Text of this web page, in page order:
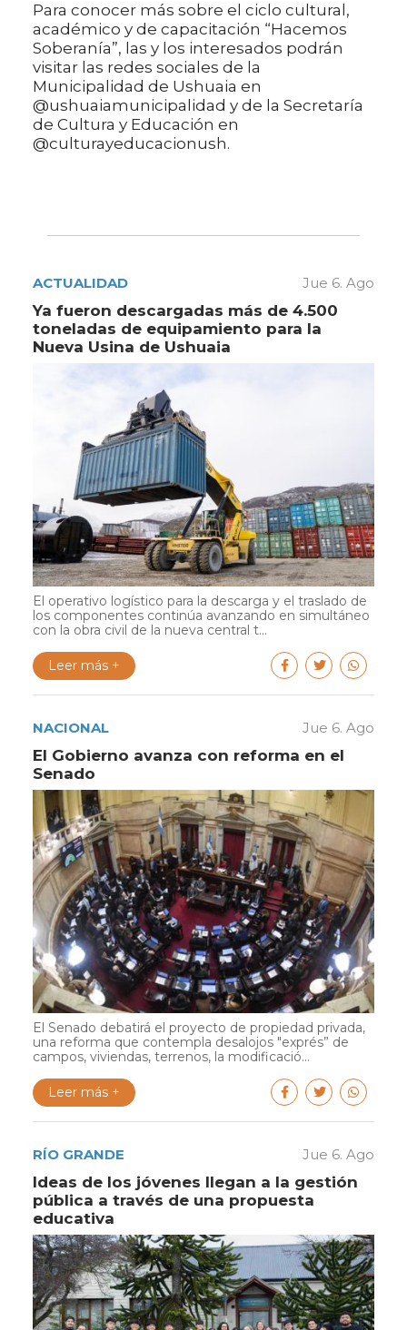
Para conocer más sobre el ciclo cultural,
académico y de capacitación “Hacemos
Soberanía”, las y los interesados podrán
visitar las redes sociales de la
Municipalidad de Ushuaia en
@ushuaiamunicipalidad y de la Secretaría
de Cultura y Educación en
@culturayeducacionush.
ACTUALIDAD Jue 6. Ago
Ya fueron descargadas más de 4.500
toneladas de equipamiento para la
Nueva Usina de Ushuaia
El operativo logístico para la descarga y el traslado de
los componentes continúa avanzando en simultáneo
con la obra civil de la nueva central t...
Leer más +
NACIONAL Jue 6. Ago
El Gobierno avanza con reforma en el
Senado
El Senado debatirá el proyecto de propiedad privada,
una reforma que contempla desalojos "exprés” de
campos, viviendas, terrenos, la modificació...
Leer más +
RÍO GRANDE Jue 6. Ago
Ideas de los jóvenes llegan a la gestión
pública a través de una propuesta
educativa